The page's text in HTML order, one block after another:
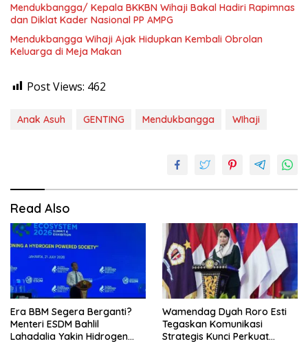
Mendukbangga/ Kepala BKKBN Wihaji Bakal Hadiri Rapimnas
dan Diklat Kader Nasional PP AMPG
Mendukbangga Wihaji Ajak Hidupkan Kembali Obrolan
Keluarga di Meja Makan
Post Views: 462
Anak Asuh GENTING Mendukbangga WIhaji
Read Also
Era BBM Segera Berganti?
Menteri ESDM Bahlil
Lahadalia Yakin Hidrogen
Wamendag Dyah Roro Esti
Tegaskan Komunikasi
Strategis Kunci Perkuat